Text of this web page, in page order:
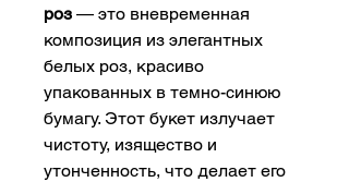
роз — это вневременная
композиция из элегантных
белых роз, красиво
упакованных в темно-синюю
бумагу. Этот букет излучает
чистоту, изящество и
утонченность, что делает его